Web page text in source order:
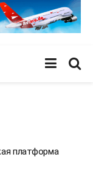
платформа